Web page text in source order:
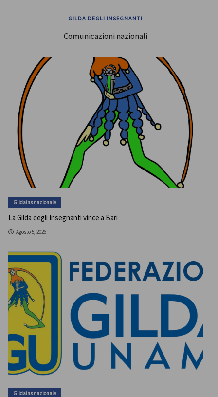
GILDA DEGLI INSEGNANTI
Comunicazioni nazionali
Gildains nazionale
La Gilda degli Insegnanti vince a Bari
Agosto 5, 2026
Gildains nazionale